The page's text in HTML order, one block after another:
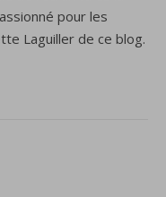
pour les
Laguiller de ce blog.